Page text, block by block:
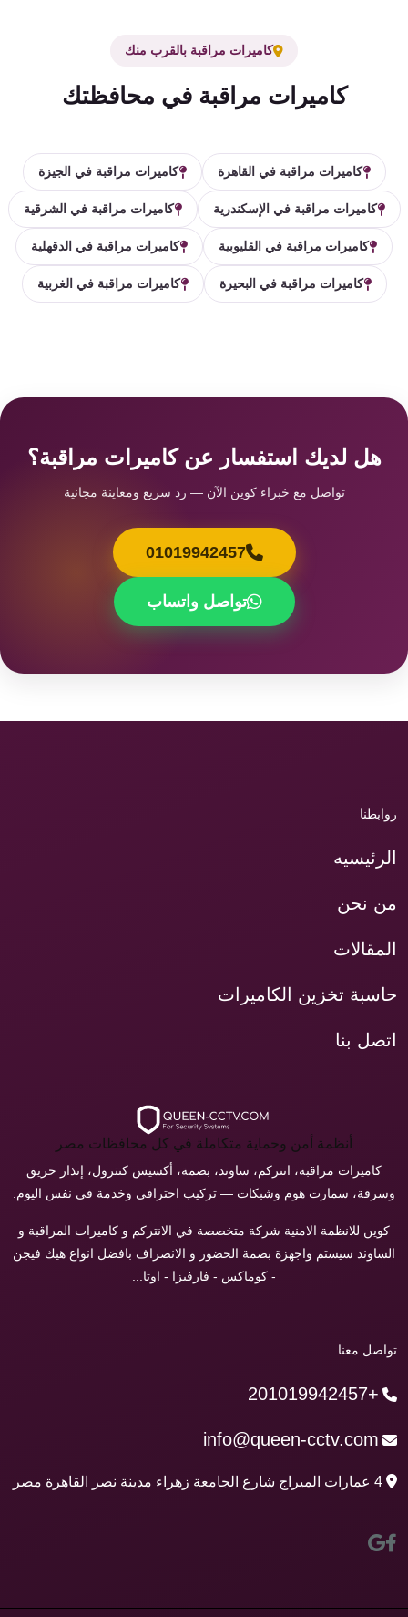
كاميرات مراقبة بالقرب منك
كاميرات مراقبة في محافظتك
كاميرات مراقبة في القاهرة كاميرات مراقبة في الجيزة
كاميرات مراقبة في الإسكندرية كاميرات مراقبة في الشرقية
كاميرات مراقبة في القليوبية كاميرات مراقبة في الدقهلية
كاميرات مراقبة في البحيرة كاميرات مراقبة في الغربية
هل لديك استفسار عن كاميرات مراقبة؟
تواصل مع خبراء كوين الآن — رد سريع ومعاينة مجانية
01019942457
تواصل واتساب
روابطنا
الرئيسيه
من نحن
المقالات
حاسبة تخزين الكاميرات
اتصل بنا
أنظمة أمن وحماية متكاملة في كل محافظات مصر
كاميرات مراقبة، انتركم، ساوند، بصمة، أكسيس كنترول، إنذار حريق
وسرقة، سمارت هوم وشبكات — تركيب احترافي وخدمة في نفس اليوم.
كوين للانظمة الامنية شركة متخصصة في الانتركم و كاميرات المراقبة و
الساوند سيستم واجهزة بصمة الحضور و الانصراف بافضل انواع هيك فيجن
- كوماكس - فارفيزا - اوتا...
تواصل معنا
+201019942457
info@queen-cctv.com
4 عمارات الميراج شارع الجامعة زهراء مدينة نصر القاهرة مصر